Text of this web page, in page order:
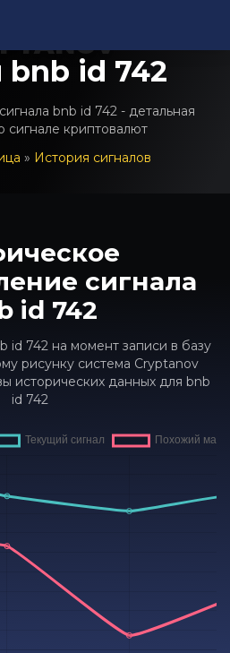
bnb id 742
bnb id 742 - детальная
сигнале криптовалют
» История сигналов
сигнала
id 742
id 742 на момент записи в базу
рисунку система Cryptanov
исторических данных для bnb
id 742